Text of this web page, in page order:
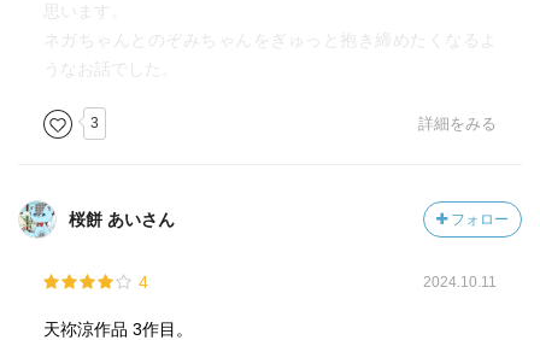
思います。
ネガちゃんとのぞみちゃんをぎゅっと抱き締めたくなるよ
うなお話でした。
3 詳細をみる
桜餅 あいさん フォロー
4 2024.10.11
天祢涼作品 3作目。